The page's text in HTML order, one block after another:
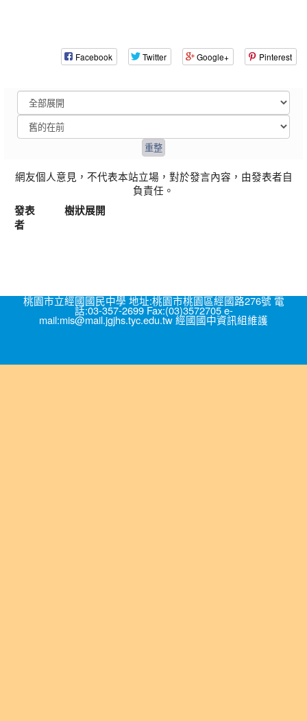
Facebook Twitter Google+ Pinterest
網友個人意見，不代表本站立場，對於發言內容，由發表者自
負責任。
發表
者
樹狀展開
桃園市立經國國民中學 地址:桃園市桃園區經國路276號 電
話:03-357-2699 Fax:(03)3572705 e-
mail:mis@mail.jgjhs.tyc.edu.tw 經國國中資訊組維護